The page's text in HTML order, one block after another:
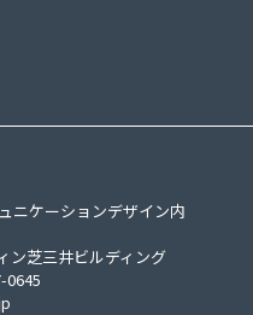
ニケーションデザイン内
ン芝三井ビルディング
0645